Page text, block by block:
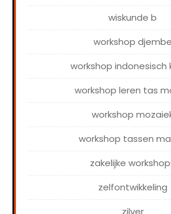
wiskunde b
workshop djembe
workshop indonesisch
workshop leren tas
workshop
workshop tassen
zakelijke
zelfontwikkeling
zilver